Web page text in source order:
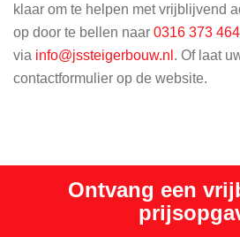
klaar om te helpen met vrijblijvend
op door te bellen naar 0316 373 464
via info@jssteigerbouw.nl . Of laat
contactformulier op de website.
Ontvang een